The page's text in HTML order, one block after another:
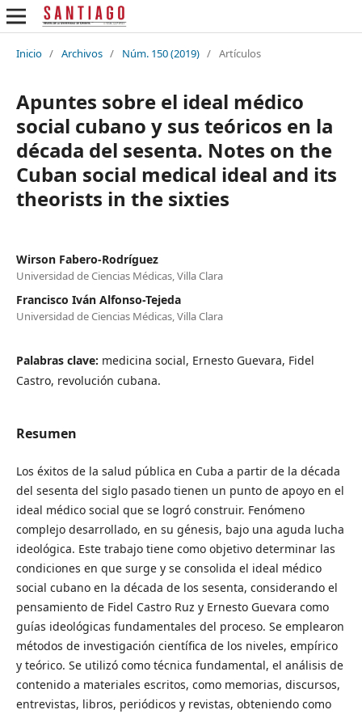
Inicio / Archivos / Núm. 150 (2019) / Artículos
Apuntes sobre el ideal médico
social cubano y sus teóricos en la
década del sesenta. Notes on the
Cuban social medical ideal and its
theorists in the sixties
Wirson Fabero-Rodríguez
Universidad de Ciencias Médicas, Villa Clara
Francisco Iván Alfonso-Tejeda
Universidad de Ciencias Médicas, Villa Clara
Palabras clave: medicina social, Ernesto Guevara, Fidel
Castro, revolución cubana.
Resumen
Los éxitos de la salud pública en Cuba a partir de la década
del sesenta del siglo pasado tienen un punto de apoyo en el
ideal médico social que se logró construir. Fenómeno
complejo desarrollado, en su génesis, bajo una aguda lucha
ideológica. Este trabajo tiene como objetivo determinar las
condiciones en que surge y se consolida el ideal médico
social cubano en la década de los sesenta, considerando el
pensamiento de Fidel Castro Ruz y Ernesto Guevara como
guías ideológicas fundamentales del proceso. Se emplearon
métodos de investigación científica de los niveles, empírico
y teórico. Se utilizó como técnica fundamental, el análisis de
contenido a materiales escritos, como memorias, discursos,
entrevistas, libros, periódicos y revistas, obteniendo como